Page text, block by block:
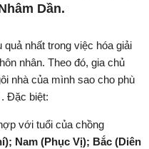
Dần.
nhất trong việc hóa giải
nhân. Theo đó, gia chủ
nhà của mình sao cho phù
Đặc biệt:
với tuổi của chồng
; Nam (Phục Vị); Bắc (Diên